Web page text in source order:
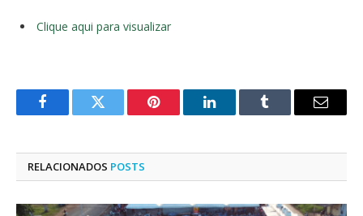
Clique aqui para visualizar
FacebookTwitter Pinterest LinkedInTumblr
E-
RELACIONADOS POSTS